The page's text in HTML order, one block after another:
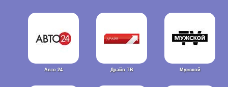
Авто 24 Драйв ТВ Мужской